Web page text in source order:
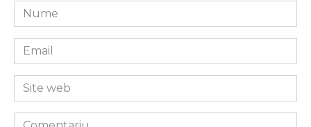
Nume
*
Email
*
Site
web
Comentariu